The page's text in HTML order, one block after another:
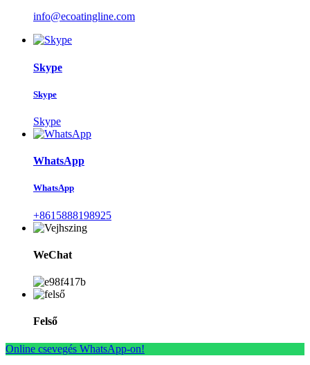
info@ecoatingline.com
Skype
Skype
Skype
WhatsApp
WhatsApp
+8615888198925
WeChat
Felső
Online csevegés WhatsApp-on!